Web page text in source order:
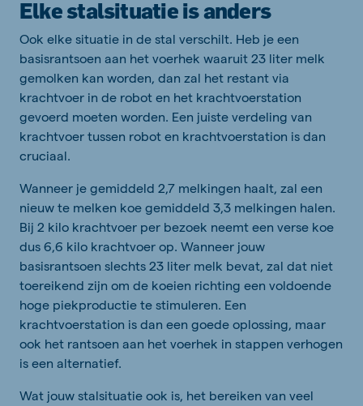
Elke stalsituatie is anders
Ook elke situatie in de stal verschilt. Heb je een
basisrantsoen aan het voerhek waaruit 23 liter melk
gemolken kan worden, dan zal het restant via
krachtvoer in de robot en het krachtvoerstation
gevoerd moeten worden. Een juiste verdeling van
krachtvoer tussen robot en krachtvoerstation is dan
cruciaal.
Wanneer je gemiddeld 2,7 melkingen haalt, zal een
nieuw te melken koe gemiddeld 3,3 melkingen halen.
Bij 2 kilo krachtvoer per bezoek neemt een verse koe
dus 6,6 kilo krachtvoer op. Wanneer jouw
basisrantsoen slechts 23 liter melk bevat, zal dat niet
toereikend zijn om de koeien richting een voldoende
hoge piekproductie te stimuleren. Een
krachtvoerstation is dan een goede oplossing, maar
ook het rantsoen aan het voerhek in stappen verhogen
is een alternatief.
Wat jouw stalsituatie ook is, het bereiken van veel